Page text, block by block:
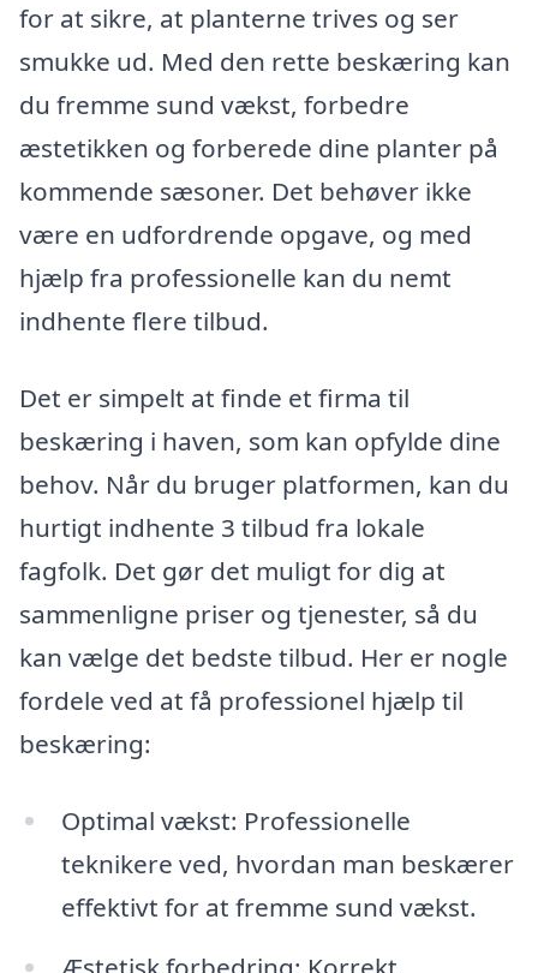
for at sikre, at planterne trives og ser
smukke ud. Med den rette beskæring kan
du fremme sund vækst, forbedre
æstetikken og forberede dine planter på
kommende sæsoner. Det behøver ikke
være en udfordrende opgave, og med
hjælp fra professionelle kan du nemt
indhente flere tilbud.
Det er simpelt at finde et firma til
beskæring i haven, som kan opfylde dine
behov. Når du bruger platformen, kan du
hurtigt indhente 3 tilbud fra lokale
fagfolk. Det gør det muligt for dig at
sammenligne priser og tjenester, så du
kan vælge det bedste tilbud. Her er nogle
fordele ved at få professionel hjælp til
beskæring:
Optimal vækst: Professionelle
teknikere ved, hvordan man beskærer
effektivt for at fremme sund vækst.